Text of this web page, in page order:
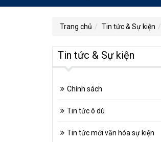
Trang chủ Tin tức & Sự kiện
Tin tức & Sự kiện
Chính sách
Tin tức ô dù
Tin tức mới văn hóa sự kiện